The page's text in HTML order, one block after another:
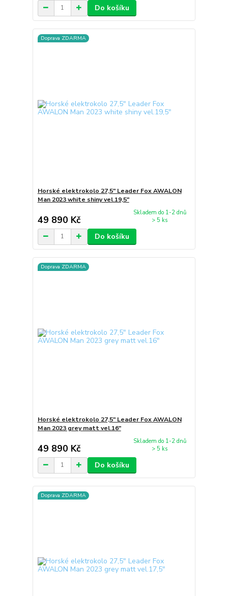
Do košíku
Doprava ZDARMA
Horské elektrokolo 27,5" Leader Fox AWALON
Man 2023 white shiny vel.19,5"
49 890 Kč
Skladem do 1-2 dnů
> 5 ks
Do košíku
Doprava ZDARMA
Horské elektrokolo 27,5" Leader Fox AWALON
Man 2023 grey matt vel.16"
49 890 Kč
Skladem do 1-2 dnů
> 5 ks
Do košíku
Doprava ZDARMA